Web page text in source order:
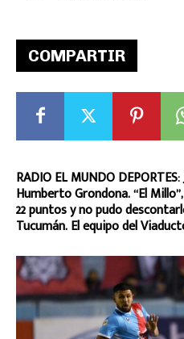
COMPARTIR
RADIO EL MUNDO
Humberto Grondona. “El
22 puntos y no pudo
Tucumán. El equipo del